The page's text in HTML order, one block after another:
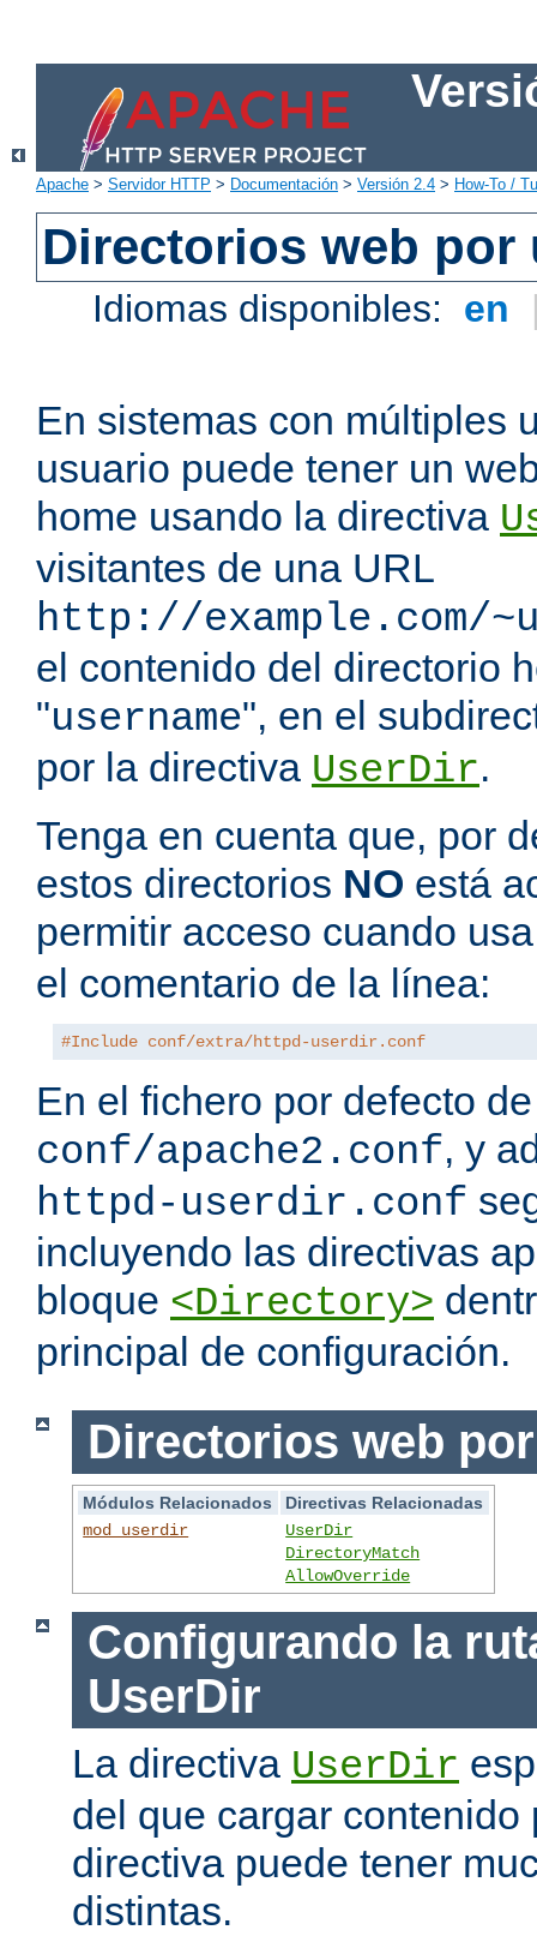
Apache > Servidor HTTP > Documentación > Versión 2.4 > How-To /
Directorios web por
Idiomas disponibles: en
En sistemas con múltiples
usuario puede tener un
home usando la directiva
visitantes de una URL
http://example.com/
el contenido del directorio
"username", en el
por la directiva UserDir.
Tenga en cuenta que, por
estos directorios NO está
permitir acceso cuando
el comentario de la línea:
#Include conf/extra/httpd-userdir.conf
En el fichero por defecto
conf/apache2.conf, y
httpd-userdir.conf
incluyendo las directivas
bloque <Directory>
principal de configuración.
Directorios web
Módulos Relacionados
Directivas Relacionadas
mod_userdir
UserDir
DirectoryMatch
AllowOverride
Configurando la
UserDir
La directiva UserDir
del que cargar contenido
directiva puede tener
distintas.